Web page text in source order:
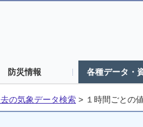
防災情報 各種データ・
の気象データ検索 > １時間ごとの